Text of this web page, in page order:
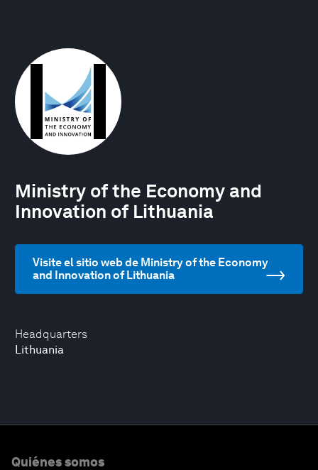
Headquarters
Lithuania
Ministry of the Economy and
Innovation of Lithuania
Visite el sitio web de Ministry of the Economy
and Innovation of Lithuania
Quiénes somos